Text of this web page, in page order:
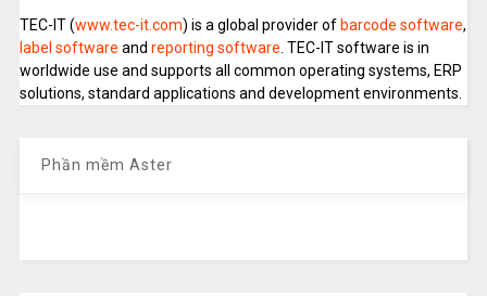
TEC-IT (www.tec-it.com) is a global provider ofbarcode software,
label software and reporting software . TEC-IT software is in
worldwide use and supports all common operating systems, ERP
solutions, standard applications and development environments.
Phần mềm Aster